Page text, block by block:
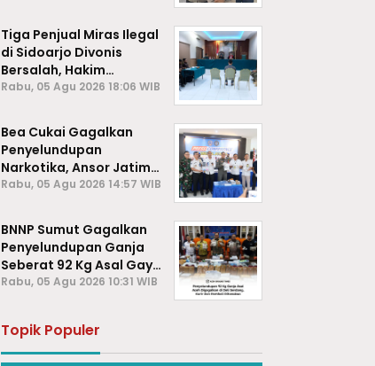
Tiga Penjual Miras Ilegal
di Sidoarjo Divonis
Bersalah, Hakim
Jatuhkan Denda hingga
Rabu, 05 Agu 2026 18:06 WIB
Bea Cukai Gagalkan
Penyelundupan
Narkotika, Ansor Jatim
Negara Tak Kalah dari
Rabu, 05 Agu 2026 14:57 WIB
BNNP Sumut Gagalkan
Penyelundupan Ganja
Seberat 92 Kg Asal Gayo
Lues, Aceh.
Rabu, 05 Agu 2026 10:31 WIB
Topik Populer